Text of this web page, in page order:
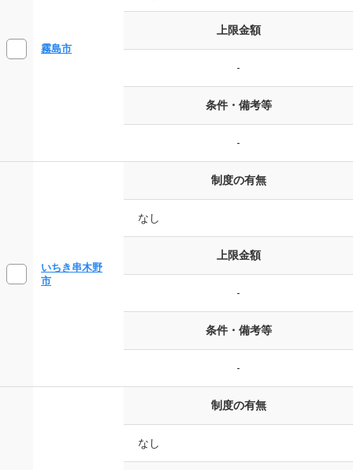
霧島市
上限金額
-
条件・備考等
-
いちき串木野
市
制度の有無
なし
上限金額
-
条件・備考等
-
制度の有無
なし